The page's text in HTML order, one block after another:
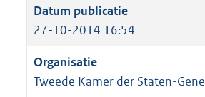
27-10-2014 16:54
Tweede Kamer der Staten-